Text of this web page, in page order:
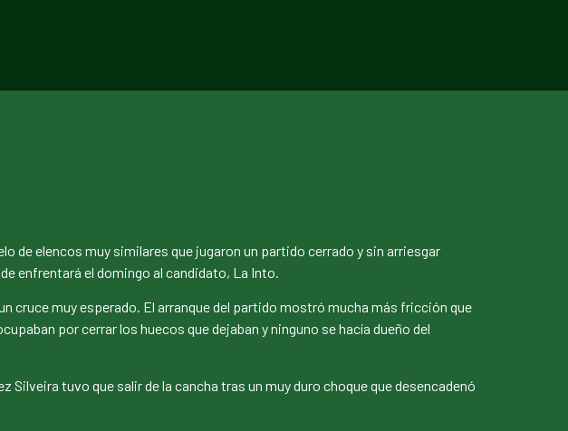
de elencos muy similares que jugaron un partido cerrado y sin arriesgar
enfrentará el domingo al candidato, La Into.
cruce muy esperado. El arranque del partido mostró mucha más fricción que
por cerrar los huecos que dejaban y ninguno se hacía dueño del
Silveira tuvo que salir de la cancha tras un muy duro choque que desencadenó